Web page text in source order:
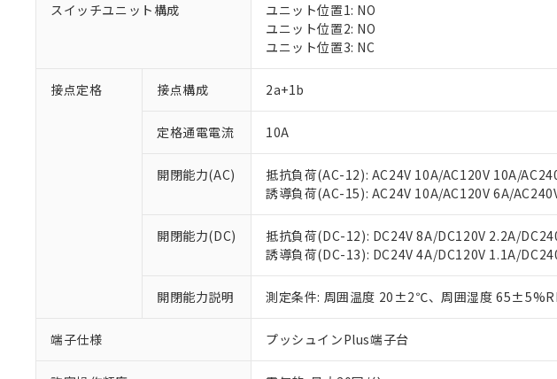
スイッチユニット構成
ユニット位置1: NO
ユニット位置2: NO
ユニット位置3: NC
接点定格 接点構成 2a+1b
定格通電電流 10A
開閉能力(AC)
抵抗負荷(AC-12): AC24V 10A/AC120V 10A/
誘導負荷(AC-15): AC24V 10A/AC120V 6A/
開閉能力(DC)
抵抗負荷(DC-12): DC24V 8A/DC120V 2.2A/
誘導負荷(DC-13): DC24V 4A/DC120V 1.1A/
開閉能力説明 測定条件: 周囲温度 20±2℃、周囲湿度
端子仕様 プッシュインPlus端子台
ご利用条件
以下の条件をお読みいただき、同意のうえご利
本サービスは、当社制御機器事業取扱商
くものです。
当社制御機器事業取扱商品の中には、本
のであり、閲覧された時点での実際の在
い。
正式な納期状況および標準価格はお客様
当社販売員にご相談ください。
オムロン制御機器販売店や当社販売拠点
在庫状況および標準価格結果を当社の事
マイパーツ機能（部品リスト作成サービ
対応済み：EU RoHS指令（10物質）の非
対応予定：EU RoHS指令（10物質）の非含有
対応予定なし：EU RoHS指令（10物質）の
非該当品：ライセンス料など無形物で、有害
仕入先様の事情により、非含有部品としてい
があります。
*EU RoHS指令（10物質）：
鉛(Pb) 1000ppm以下、 水銀(Hg) 1000ppm以下、 カドミウ
六価クロム(Cr(Ⅵ)) 1000ppm以下、ポリ臭化ビフェニル類
但し、RoHS指令で産業用監視および制御機器に対する適用
フタル酸エステル類の４物質については閾値を超える意図
※2 対応予定月
部品在庫の切り替え状況などにより、予定月が
※1 中国RoHS○×表
「－」：未確認です。当社販売部門へお問い
*中国RoHS10物質の基準値 (GB/T26572)：
Pb(鉛) :1000ppm、 Hg(水銀) : 1000ppm、 Cd(カドミウム) :
Cr(Ⅵ)(六価クロム) : 1000ppm、 PBBs(ポリ臭化ビフェニル
DBP(フタル酸ジブチル) : 1000ppm、 DIBP(フタル酸ジイ
DEHP(フタル酸ビス(2-エチルヘキシル)) : 1000ppm
※2 環境保護使用期限
「ｅ」：有害物質（10物質）のすべてが基準
当社は、これら貴社製品のうち、外国為
う）を輸出または国外への提供する場合
当社は規制貨物を破棄する場合は、完全
ます。
当社は貴社製品を、核兵器、ミサイル、
当社は、貴社製品を第三者に販売する場
また当社は、販売先および販売に係わる
たしません。
記
号
説明
○ 一定数以上の在庫あり
△ 一定数には満たないが在庫あり
－
在庫なし(最新の在庫状況について
機器販売店・当社販売員にご確認く